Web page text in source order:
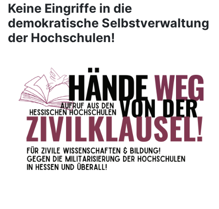
Keine Eingriffe in die
demokratische Selbstverwaltung
der Hochschulen!